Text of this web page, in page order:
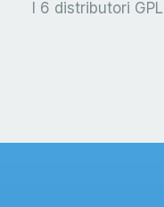
I 6 distributori